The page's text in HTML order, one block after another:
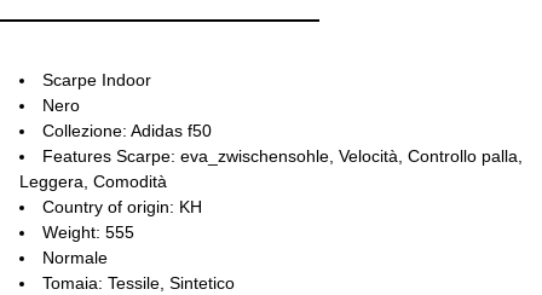
Scarpe Indoor
Nero
Collezione: Adidas f50
Features Scarpe: eva_zwischensohle, Velocità, Controllo palla,
Leggera, Comodità
Country of origin: KH
Weight: 555
Normale
Tomaia: Tessile, Sintetico